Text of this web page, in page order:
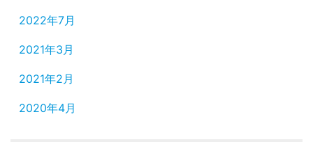
2022年7月
2021年3月
2021年2月
2020年4月